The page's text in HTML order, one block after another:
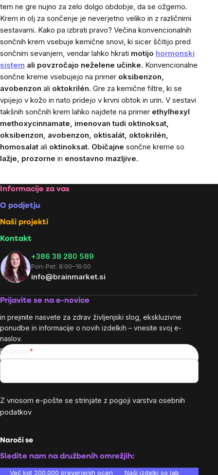
tem ne gre nujno za zelo dolgo obdobje, da se ožgemo.
Krem in olj za sončenje je neverjetno veliko in z različnimi
sestavami. Kako pa izbrati pravo? Večina konvencionalnih
sončnih krem vsebuje kemične snovi, ki sicer ščitijo pred
sončnim sevanjem, vendar lahko hkrati motijo hormonski
sistem ali povzročajo neželene učinke. Konvencionalne
sončne kreme vsebujejo na primer oksibenzon,
avobenzon ali oktokrilén. Gre za kemične filtre, ki se
vpijejo v kožo in nato pridejo v krvni obtok in urin. V sestavi
takšnih sončnih krem lahko najdete na primer ethylhexyl
methoxycinnamate, imenovan tudi oktinoksat,
oksibenzon, avobenzon, oktisalát, oktokrilén,
homosalat ali oktinoksat. Običajne sončne kreme so
lažje, prozorne in enostavno mazljive.
Footer
Informacije za vas
O podjetju
Naši projekti
Kontakt
+386 38 280 589
Pon-Pet: 8:00–16:00
info@brainmarket.si
Prijavite se na e-novice
in prejmite nasvete za zdrav življenjski slog, ekskluzivne
ponudbe in informacije o novih izdelkih – vnesite svoj e-
naslov.
E-naslov
Z vnosom e-pošte se strinjate z pogoji varstva osebnih
podatkov
Naroči se
Sledite nam na družbenih omrežjih:
Več kot 200.000 preverjenih ocen Naši izdelki so laboratorijsko